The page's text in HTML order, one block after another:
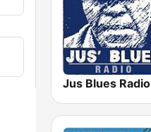
Jus Blues Radio